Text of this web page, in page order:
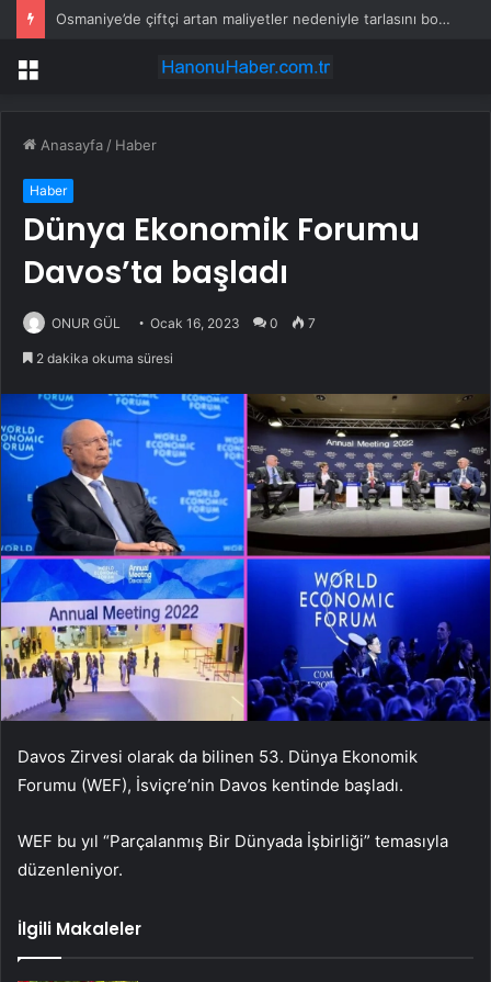
Osmaniye’de çiftçi artan maliyetler nedeniyle tarlasını boş bıraktı
Menü
Anasayfa / Haber
Haber
Dünya Ekonomik Forumu
Davos’ta başladı
ONUR GÜL Ocak 16, 2023 0 7
2 dakika okuma süresi
Davos Zirvesi olarak da bilinen 53. Dünya Ekonomik
Forumu (WEF), İsviçre’nin Davos kentinde başladı.
WEF bu yıl “Parçalanmış Bir Dünyada İşbirliği” temasıyla
düzenleniyor.
İlgili Makaleler